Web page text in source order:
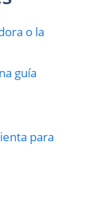
o la
guía
para